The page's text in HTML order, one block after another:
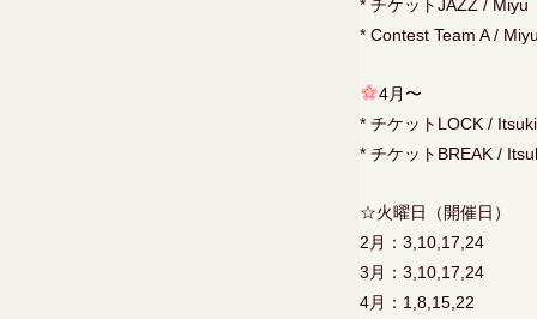
* チケットJAZZ /
* Contest Team A /
4月〜
* チケットLOCK /
* チケットBREAK /
☆火曜日（開催日）
2月：3,10,17,24
3月：3,10,17,24
4月：1,8,15,22